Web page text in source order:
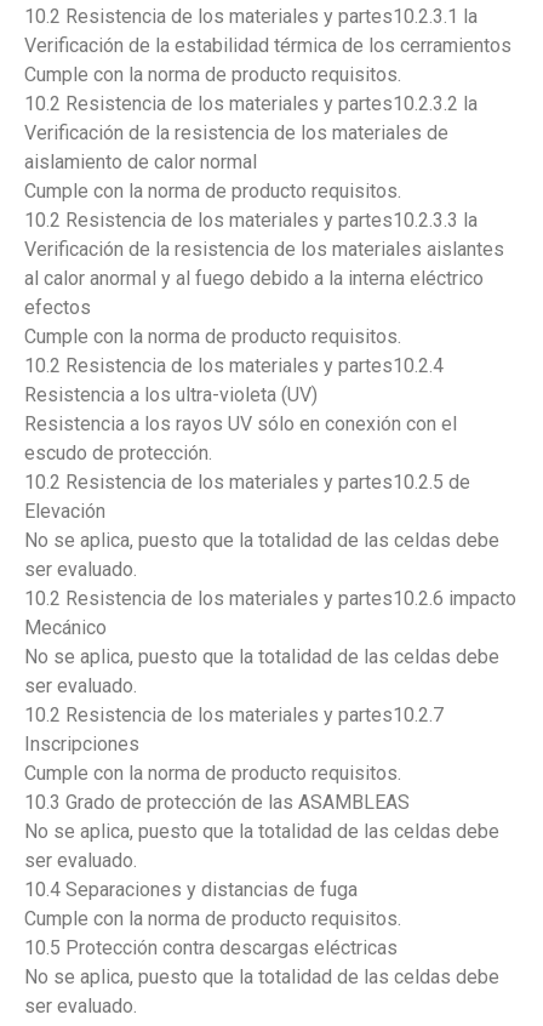
10.2 Resistencia de los materiales y partes10.2.3.1 la
Verificación de la estabilidad térmica de los cerramientos
Cumple con la norma de producto requisitos.
10.2 Resistencia de los materiales y partes10.2.3.2 la
Verificación de la resistencia de los materiales de
aislamiento de calor normal
Cumple con la norma de producto requisitos.
10.2 Resistencia de los materiales y partes10.2.3.3 la
Verificación de la resistencia de los materiales aislantes
al calor anormal y al fuego debido a la interna eléctrico
efectos
Cumple con la norma de producto requisitos.
10.2 Resistencia de los materiales y partes10.2.4
Resistencia a los ultra-violeta (UV)
Resistencia a los rayos UV sólo en conexión con el
escudo de protección.
10.2 Resistencia de los materiales y partes10.2.5 de
Elevación
No se aplica, puesto que la totalidad de las celdas debe
ser evaluado.
10.2 Resistencia de los materiales y partes10.2.6 impacto
Mecánico
No se aplica, puesto que la totalidad de las celdas debe
ser evaluado.
10.2 Resistencia de los materiales y partes10.2.7
Inscripciones
Cumple con la norma de producto requisitos.
10.3 Grado de protección de las ASAMBLEAS
No se aplica, puesto que la totalidad de las celdas debe
ser evaluado.
10.4 Separaciones y distancias de fuga
Cumple con la norma de producto requisitos.
10.5 Protección contra descargas eléctricas
No se aplica, puesto que la totalidad de las celdas debe
ser evaluado.